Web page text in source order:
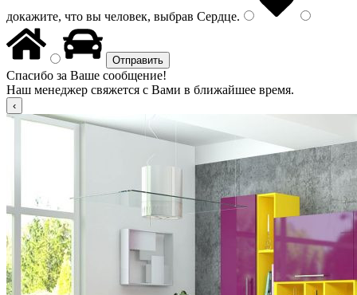
докажите, что вы человек, выбрав Сердце.
Спасибо за Ваше сообщение!
Наш менеджер свяжется с Вами в ближайшее время.